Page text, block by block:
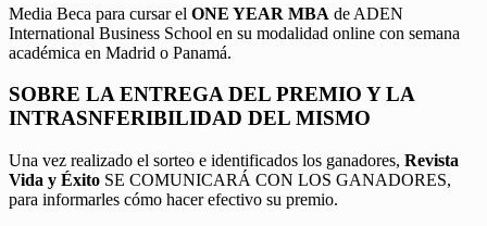
Media Beca para cursar el ONE YEAR MBA de ADEN
International Business School en su modalidad online con semana
académica en Madrid o Panamá.
SOBRE LA ENTREGA DEL PREMIO Y LA
INTRASNFERIBILIDAD DEL MISMO
Una vez realizado el sorteo e identificados los ganadores, Revista
Vida y Éxito SE COMUNICARÁ CON LOS GANADORES,
para informarles cómo hacer efectivo su premio.